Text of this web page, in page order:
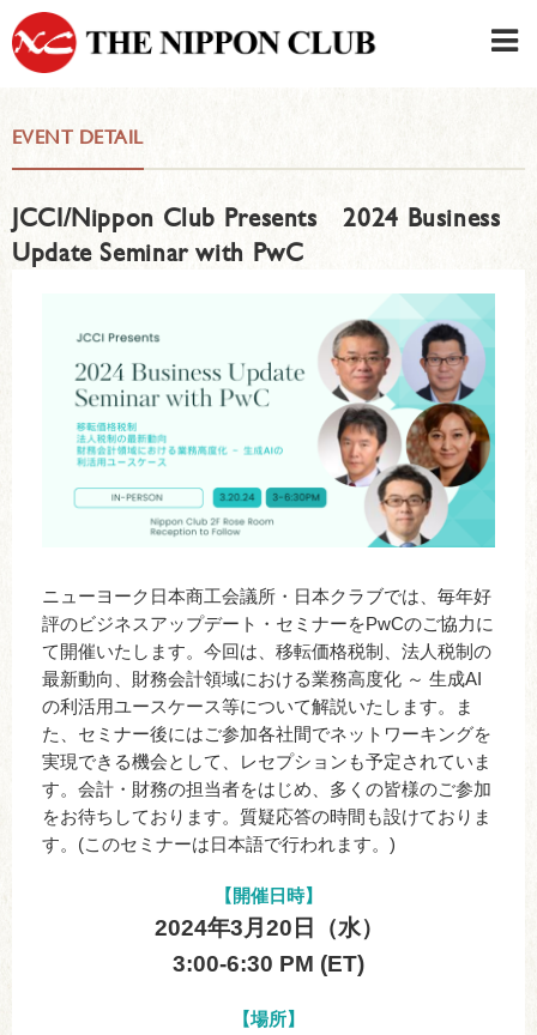
EVENT DETAIL
JCCI/Nippon Club Presents 2024 Business
Update Seminar with PwC
ニューヨーク日本商工会議所・日本クラブでは、毎年好
評のビジネスアップデート・セミナーをPwCのご協力に
て開催いたします。今回は、移転価格税制、法人税制の
最新動向、財務会計領域における業務高度化 ～ 生成AI
の利活用ユースケース等について解説いたします。ま
た、セミナー後にはご参加各社間でネットワーキングを
実現できる機会として、レセプションも予定されていま
す。会計・財務の担当者をはじめ、多くの皆様のご参加
をお待ちしております。質疑応答の時間も設けておりま
す。(このセミナーは日本語で行われます。)
【開催日時】
2024年3月20日（水）
3:00-6:30 PM (ET)
【場所】
Member LOG IN
CONTACT・PARKING
SIGN UP FOR FIRST USER
›